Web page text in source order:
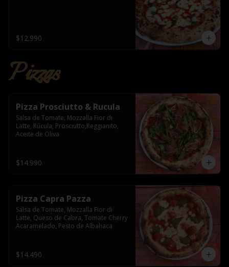
$12.990
Pizzas
Pizza Prosciutto & Rucula
Salsa de Tomate, Mozzalla Fior di
Latte, Rúcula, Prosciutto,Reggianito,
Aceite de Oliva
$14.990
Pizza Capra Pazza
Salsa de Tomate, Mozzalla Fior di
Latte, Queso de Cabra, Tomate Cherry
Acaramelado, Pesto de Albahaca
$14.490